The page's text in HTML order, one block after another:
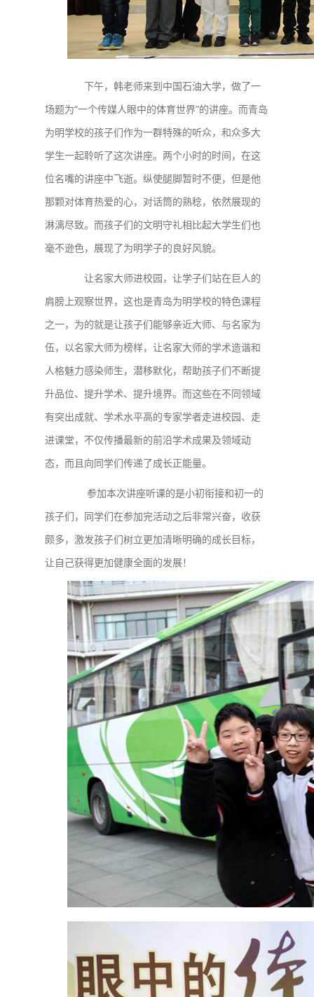
下午，韩老师来到中国石油大学，做了一
场题为“一个传媒人眼中的体育世界”的讲座。而青岛
为明学校的孩子们作为一群特殊的听众，和众多大
学生一起聆听了这次讲座。两个小时的时间，在这
位名嘴的讲座中飞逝。纵使腿脚暂时不便，但是他
那颗对体育热爱的心，对话筒的熟稔，依然展现的
淋漓尽致。而孩子们的文明守礼相比起大学生们也
毫不逊色，展现了为明学子的良好风貌。
让名家大师进校园，让学子们站在巨人的
肩膀上观察世界，这也是青岛为明学校的特色课程
之一，为的就是让孩子们能够亲近大师、与名家为
伍，以名家大师为榜样，让名家大师的学术造谐和
人格魅力感染师生，潜移默化，帮助孩子们不断提
升品位、提升学术、提升境界。而这些在不同领域
有突出成就、学术水平高的专家学者走进校园、走
进课堂，不仅传播最新的前沿学术成果及领域动
态，而且向同学们传递了成长正能量。
参加本次讲座听课的是小初衔接和初一的
孩子们，同学们在参加完活动之后非常兴奋，收获
颇多，激发孩子们树立更加清晰明确的成长目标，
让自己获得更加健康全面的发展！